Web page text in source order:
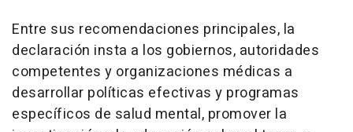
Entre sus recomendaciones principales, la
declaración insta a los gobiernos, autoridades
competentes y organizaciones médicas a
desarrollar políticas efectivas y programas
específicos de salud mental, promover la